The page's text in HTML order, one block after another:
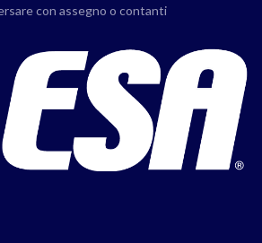
con assegno o contanti